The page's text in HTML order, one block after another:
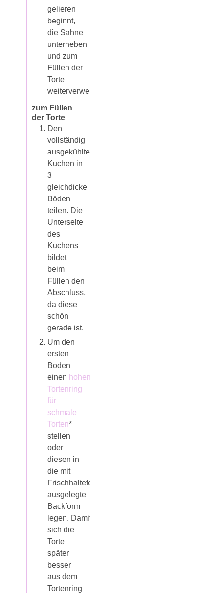
gelieren
beginnt,
die Sahne
unterheben
und zum
Füllen der
Torte
weiterverwenden.
zum Füllen
der Torte
Den
vollständig
ausgekühlten
Kuchen in
3
gleichdicke
Böden
teilen. Die
Unterseite
des
Kuchens
bildet
beim
Füllen den
Abschluss,
da diese
schön
gerade ist.
Um den
ersten
Boden
einen hohen
Tortenring
für
schmale
Torten*
stellen
oder
diesen in
die mit
Frischhaltefolie
ausgelegte
Backform
legen. Damit
sich die
Torte
später
besser
aus dem
Tortenring